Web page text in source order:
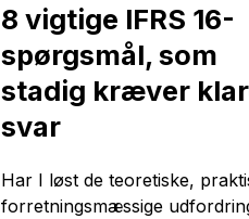
8 vigtige IFRS 16-
spørgsmål, som
stadig kræver
svar
Har I løst de teoretiske,
forretningsmæssige